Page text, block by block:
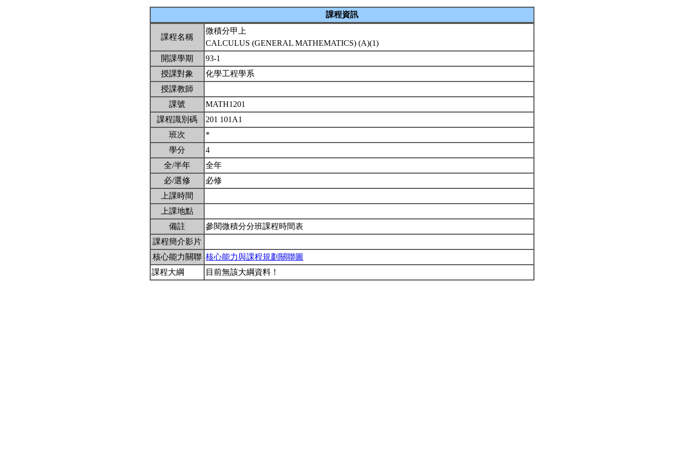
課程資訊
課程名稱
微積分甲上
CALCULUS (GENERAL MATHEMATICS) (A)(1)
開課學期
93-1
授課對象
化學工程學系
授課教師
課號
MATH1201
課程識別碼
201 101A1
班次
*
學分
4
全/半年
全年
必/選修
必修
上課時間
上課地點
備註
參閱微積分分班課程時間表
課程簡介影片
核心能力關聯 核心能力與課程規劃關聯圖
課程大綱
目前無該大綱資料！